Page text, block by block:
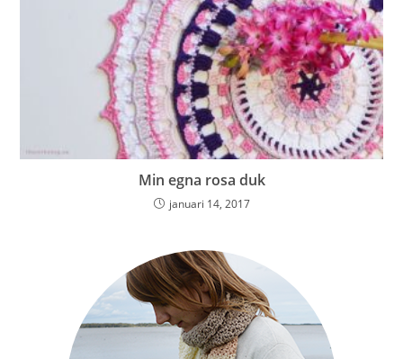
Min egna rosa duk
januari 14, 2017